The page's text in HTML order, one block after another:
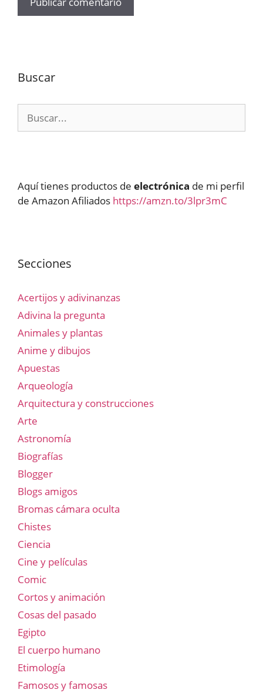
Buscar
Aquí tienes productos de electrónica de mi perfil
de Amazon Afiliados https://amzn.to/3lpr3mC
Secciones
Acertijos y adivinanzas
Adivina la pregunta
Animales y plantas
Anime y dibujos
Apuestas
Arqueología
Arquitectura y construcciones
Arte
Astronomía
Biografías
Blogger
Blogs amigos
Bromas cámara oculta
Chistes
Ciencia
Cine y películas
Comic
Cortos y animación
Cosas del pasado
Egipto
El cuerpo humano
Etimología
Famosos y famosas